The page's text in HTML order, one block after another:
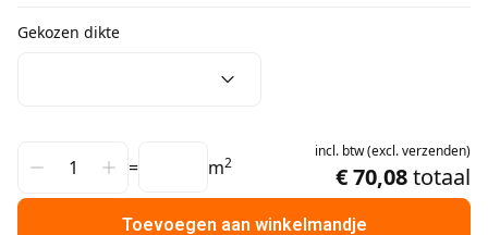
Gekozen dikte
= m2
incl. btw(excl.verzenden)
€ 70,08totaal
Toevoegen aan winkelmandje